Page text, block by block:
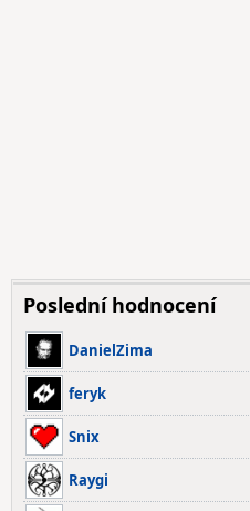
Poslední hodnocení
DanielZima
feryk
Snix
Raygi